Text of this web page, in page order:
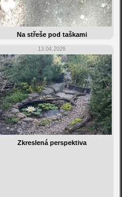
Na střeše pod taškami
13.04.2026
Zkreslená perspektiva